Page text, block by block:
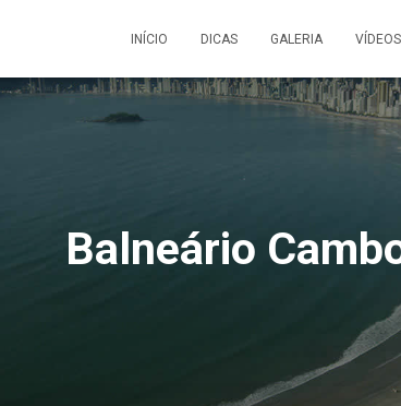
INÍCIO DICAS GALERIA VÍDEOS
Balneário